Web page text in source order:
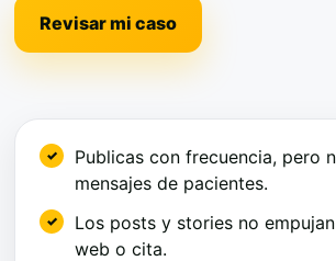
Revisar mi caso
Publicas con frecuencia, pero
mensajes de pacientes.
Los posts y stories no
web o cita.